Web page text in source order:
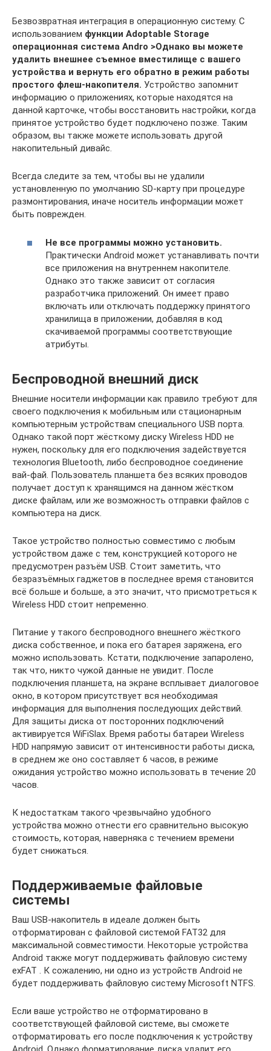
Безвозвратная интеграция в операционную систему. С
использованием функции Adoptable Storage
операционная система Andro >Однако вы можете
удалить внешнее съемное вместилище с вашего
устройства и вернуть его обратно в режим работы
простого флеш-накопителя. Устройство запомнит
информацию о приложениях, которые находятся на
данной карточке, чтобы восстановить настройки, когда
принятое устройство будет подключено позже. Таким
образом, вы также можете использовать другой
накопительный дивайс.
Всегда следите за тем, чтобы вы не удалили
установленную по умолчанию SD-карту при процедуре
размонтирования, иначе носитель информации может
быть поврежден.
Не все программы можно установить.
Практически Android может устанавливать почти
все приложения на внутреннем накопителе.
Однако это также зависит от согласия
разработчика приложений. Он имеет право
включать или отключать поддержку принятого
хранилища в приложении, добавляя в код
скачиваемой программы соответствующие
атрибуты.
Беспроводной внешний диск
Внешние носители информации как правило требуют для
своего подключения к мобильным или стационарным
компьютерным устройствам специального USB порта.
Однако такой порт жёсткому диску Wireless HDD не
нужен, поскольку для его подключения задействуется
технология Bluetooth, либо беспроводное соединение
вай-фай. Пользователь планшета без всяких проводов
получает доступ к хранящимся на данном жёстком
диске файлам, или же возможность отправки файлов с
компьютера на диск.
Такое устройство полностью совместимо с любым
устройством даже с тем, конструкцией которого не
предусмотрен разъём USB. Стоит заметить, что
безразъёмных гаджетов в последнее время становится
всё больше и больше, а это значит, что присмотреться к
Wireless HDD стоит непременно.
Питание у такого беспроводного внешнего жёсткого
диска собственное, и пока его батарея заряжена, его
можно использовать. Кстати, подключение запаролено,
так что, никто чужой данные не увидит. После
подключения планшета, на экране всплывает диалоговое
окно, в котором присутствует вся необходимая
информация для выполнения последующих действий.
Для защиты диска от посторонних подключений
активируется WiFiSlax. Время работы батареи Wireless
HDD напрямую зависит от интенсивности работы диска,
в среднем же оно составляет 6 часов, в режиме
ожидания устройство можно использовать в течение 20
часов.
К недостаткам такого чрезвычайно удобного
устройства можно отнести его сравнительно высокую
стоимость, которая, наверняка с течением времени
будет снижаться.
Поддерживаемые файловые
системы
Ваш USB-накопитель в идеале должен быть
отформатирован с файловой системой FAT32 для
максимальной совместимости. Некоторые устройства
Android также могут поддерживать файловую систему
exFAT . К сожалению, ни одно из устройств Android не
будет поддерживать файловую систему Microsoft NTFS.
Если ваше устройство не отформатировано в
соответствующей файловой системе, вы сможете
отформатировать его после подключения к устройству